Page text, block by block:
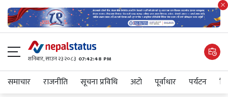
शनिबार, साउन २३ २०८३ 07:42:48 PM
समाचार राजनीति सूचना प्रविधि अटाे पूर्वाधार पर्यटन